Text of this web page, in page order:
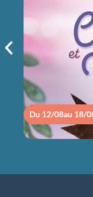
Du 12/08au 18/